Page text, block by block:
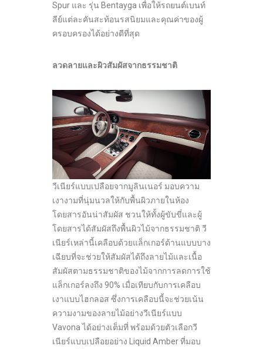
Spur และ รุ่น Bentayga เพื่อให้รถยนต์เบนท์
ลีย์แต่ละคันสะท้อนรสนิยมและคุณค่าของผู้
ครอบครองได้อย่างดีที่สุด
ลวดลายและผิวสัมผัสจากธรรมชาติ
วีเนียร์แบบเปลือยจากมูลินเนอร์ มอบความ
เงางามที่นุ่มนวลให้กับพื้นผิวภายในห้อง
โดยสารอันน่าสัมผัส ชวนให้ทั้งผู้ขับขี่และผู้
โดยสารได้สัมผัสถึงพื้นผิวไม้จากธรรมชาติ วี
เนียร์เหล่านี้เคลือบด้วยแล็กเกอร์ด้านแบบบาง
เฉียบที่จะช่วยให้สัมผัสได้ถึงลายไม้และเนื้อ
สัมผัสตามธรรมชาติของไม้จากการลดการใช้
แล็กเกอร์ลงถึง 90% เมื่อเทียบกับการเคลือบ
เงาแบบไฮกลอส ซึ่งการเคลือบนี้จะช่วยเน้น
ความงามของลายไม้อย่างวีเนียร์แบบ
Vavona ได้อย่างเต็มที่ พร้อมด้วยตัวเลือกวี
เนียร์แบบเปลือยอย่าง Liquid Amber ที่มอบ